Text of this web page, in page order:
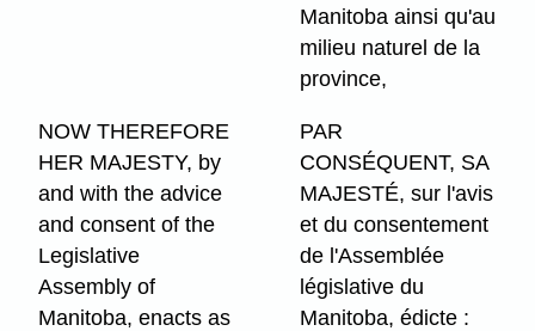
Manitoba ainsi qu'au
milieu naturel de la
province,
NOW THEREFORE
HER MAJESTY, by
and with the advice
and consent of the
Legislative
Assembly of
Manitoba, enacts as
PAR
CONSÉQUENT, SA
MAJESTÉ, sur l'avis
et du consentement
de l'Assemblée
législative du
Manitoba, édicte :